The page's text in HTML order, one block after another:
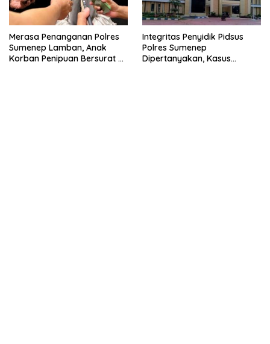
Merasa Penanganan Polres
Sumenep Lamban, Anak
Korban Penipuan Bersurat ke
Integritas Penyidik Pidsus
Polres Sumenep
Dipertanyakan, Kasus